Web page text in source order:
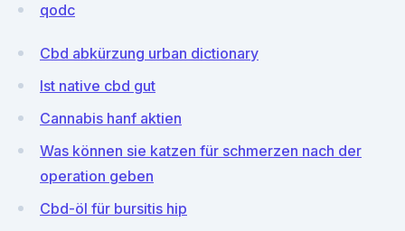
qodc
Cbd abkürzung urban dictionary
Ist native cbd gut
Cannabis hanf aktien
Was können sie katzen für schmerzen nach der
operation geben
Cbd-öl für bursitis hip